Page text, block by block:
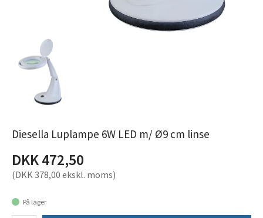
Diesella Luplampe 6W LED m/ Ø9 cm linse
DKK 472,50
(DKK 378,00 ekskl. moms)
På lager